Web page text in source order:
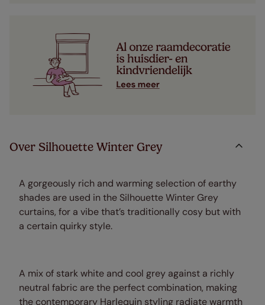
Over Silhouette Winter Grey
A gorgeously rich and warming selection of earthy
shades are used in the Silhouette Winter Grey
curtains, for a vibe that’s traditionally cosy but with
a certain quirky style.
A mix of stark white and cool grey against a richly
neutral fabric are the perfect combination, making
the contemporary Harlequin styling radiate warmth